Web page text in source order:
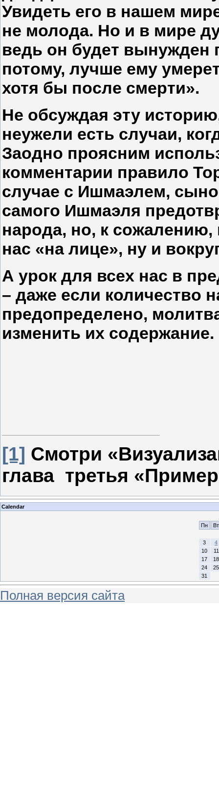
Увидеть его в нашем
не молода. Но и в мире
ведь он будет вынужден
потому, лучше ему
хотя бы после смерти».
Не обсуждая эту
неужели есть случаи,
Заодно проясним
комментарии правило
случае с Ишмаэлем,
самого Ишмаэля
народа, но, к сожалению,
нас «на лице», ну и
А урок для всех нас в
– даже если количество
предопределено,
изменить их содержание.
[1] Смотри
глава третья
Calendar
Пн
Вт
3
4
10
11
17
18
24
25
31
Полная версия сайта